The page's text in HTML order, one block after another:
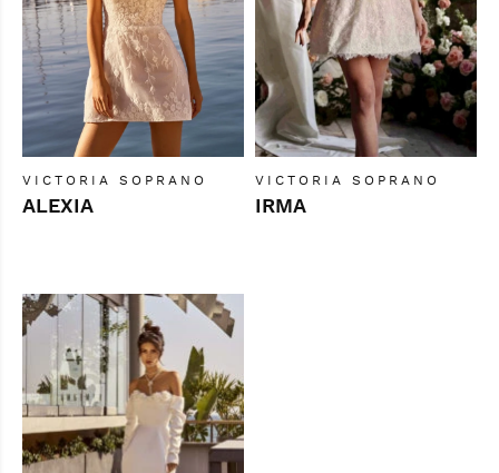
VICTORIA SOPRANO
ALEXIA
VICTORIA SOPRANO
IRMA